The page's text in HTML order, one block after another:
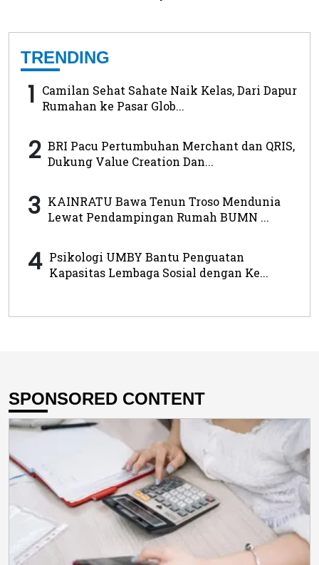
TRENDING
1 Camilan Sehat Sahate Naik Kelas, Dari Dapur
Rumahan ke Pasar Glob...
2 BRI Pacu Pertumbuhan Merchant dan QRIS,
Dukung Value Creation Dan...
3 KAINRATU Bawa Tenun Troso Mendunia
Lewat Pendampingan Rumah BUMN ...
4 Psikologi UMBY Bantu Penguatan
Kapasitas Lembaga Sosial dengan Ke...
SPONSORED CONTENT